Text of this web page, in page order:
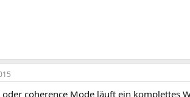
oder coherence Mode läuft ein komplettes